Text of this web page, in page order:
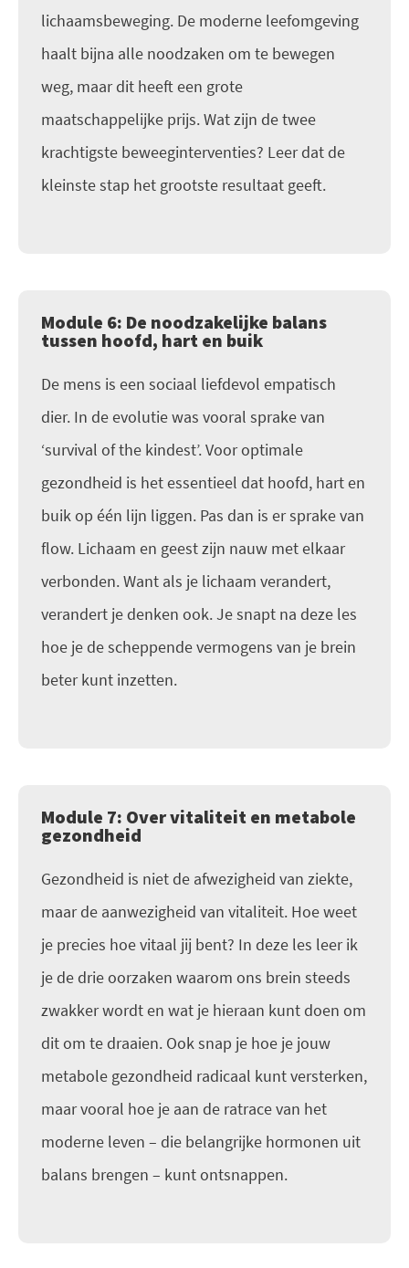
lichaamsbeweging. De moderne leefomgeving
haalt bijna alle noodzaken om te bewegen
weg, maar dit heeft een grote
maatschappelijke prijs. Wat zijn de twee
krachtigste beweeginterventies? Leer dat de
kleinste stap het grootste resultaat geeft.
Module 6: De noodzakelijke balans
tussen hoofd, hart en buik
De mens is een sociaal liefdevol empatisch
dier. In de evolutie was vooral sprake van
‘survival of the kindest’. Voor optimale
gezondheid is het essentieel dat hoofd, hart en
buik op één lijn liggen. Pas dan is er sprake van
flow. Lichaam en geest zijn nauw met elkaar
verbonden. Want als je lichaam verandert,
verandert je denken ook. Je snapt na deze les
hoe je de scheppende vermogens van je brein
beter kunt inzetten.
Module 7: Over vitaliteit en metabole
gezondheid
Gezondheid is niet de afwezigheid van ziekte,
maar de aanwezigheid van vitaliteit. Hoe weet
je precies hoe vitaal jij bent? In deze les leer ik
je de drie oorzaken waarom ons brein steeds
zwakker wordt en wat je hieraan kunt doen om
dit om te draaien. Ook snap je hoe je jouw
metabole gezondheid radicaal kunt versterken,
maar vooral hoe je aan de ratrace van het
moderne leven – die belangrijke hormonen uit
balans brengen – kunt ontsnappen.